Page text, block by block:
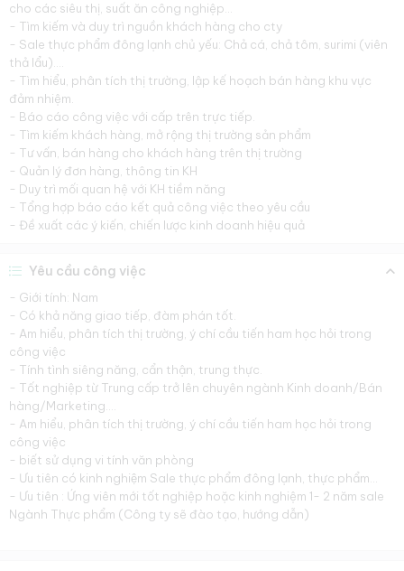
cho các siêu thị, suất ăn công nghiệp...
- Tìm kiếm và duy trì nguồn khách hàng cho cty
- Sale thực phẩm đông lạnh chủ yếu: Chả cá, chả tôm, surimi (viên
thả lẩu)….
- Tìm hiểu, phân tích thị trường, lập kế hoạch bán hàng khu vực
đảm nhiệm.
- Báo cáo công việc với cấp trên trực tiếp.
- Tìm kiếm khách hàng, mở rộng thị trường sản phẩm
- Tư vấn, bán hàng cho khách hàng trên thị trường
- Quản lý đơn hàng, thông tin KH
- Duy trì mối quan hệ với KH tiềm năng
- Tổng hợp báo cáo kết quả công việc theo yêu cầu
- Đề xuất các ý kiến, chiến lược kinh doanh hiệu quả
Yêu cầu công việc
- Giới tính: Nam
- Có khả năng giao tiếp, đàm phán tốt.
- Am hiểu, phân tích thị trường, ý chí cầu tiến ham học hỏi trong
công việc
- Tính tình siêng năng, cẩn thận, trung thực.
- Tốt nghiệp từ Trung cấp trở lên chuyên ngành Kinh doanh/Bán
hàng/Marketing….
- Am hiểu, phân tích thị trường, ý chí cầu tiến ham học hỏi trong
công việc
- biết sử dụng vi tính văn phòng
- Ưu tiên có kinh nghiệm Sale thực phẩm đông lạnh, thực phẩm...
- Ưu tiên : Ứng viên mới tốt nghiệp hoặc kinh nghiệm 1- 2 năm sale
Ngành Thực phẩm (Công ty sẽ đào tạo, hướng dẫn)